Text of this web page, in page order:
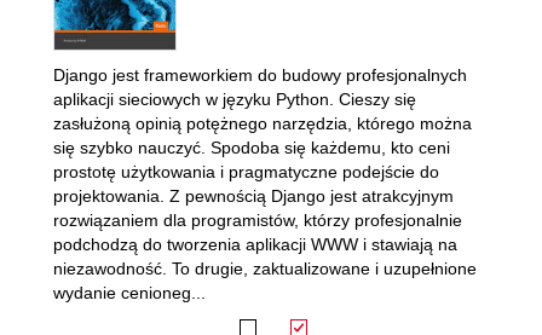
Django jest frameworkiem do budowy profesjonalnych
aplikacji sieciowych w języku Python. Cieszy się
zasłużoną opinią potężnego narzędzia, którego można
się szybko nauczyć. Spodoba się każdemu, kto ceni
prostotę użytkowania i pragmatyczne podejście do
projektowania. Z pewnością Django jest atrakcyjnym
rozwiązaniem dla programistów, którzy profesjonalnie
podchodzą do tworzenia aplikacji WWW i stawiają na
niezawodność. To drugie, zaktualizowane i uzupełnione
wydanie cenioneg...